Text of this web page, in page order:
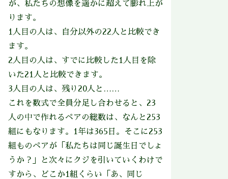
が、私たちの想像を遥かに超えて膨れ上が
ります。
1人目の人は、自分以外の22人と比較でき
ます。
2人目の人は、すでに比較した1人目を除
いた21人と比較できます。
3人目の人は、残り20人と……
これを数式で全員分足し合わせると、23
人の中で作れるペアの総数は、なんと253
組にもなります。1年は365日。そこに253
組ものペアが「私たちは同じ誕生日でしょ
うか？」と次々にクジを引いていくわけで
すから、どこか1組くらい「あ、同じ